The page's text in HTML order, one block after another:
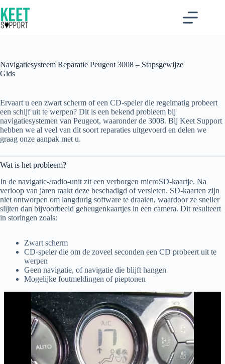
naar
de
inhoud
Navigatiesysteem Reparatie Peugeot 3008 – Stapsgewijze
Gids
Ervaart u een zwart scherm of een CD-speler die regelmatig probeert
een schijf uit te werpen? Dit is een bekend probleem bij
navigatiesystemen van Peugeot, waaronder de 3008. Bij Keet Support
hebben we al veel van dit soort reparaties uitgevoerd en delen we
graag onze aanpak met u.
Wat is het probleem?
In de navigatie-/radio-unit zit een verborgen microSD-kaartje. Na
verloop van jaren raakt deze beschadigd of versleten. SD-kaarten zijn
niet ontworpen om langdurig software te draaien, waardoor ze sneller
slijten dan bijvoorbeeld geheugenkaartjes in een camera. Dit resulteert
in storingen zoals:
Zwart scherm
CD-speler die om de zoveel seconden een CD probeert uit te
werpen
Geen navigatie, of navigatie die blijft hangen
Mogelijke foutmeldingen of pieptonen